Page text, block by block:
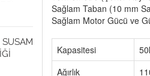
Sağlam Taban (10 mm
Sağlam Motor Gücü ve
Kapasitesi
Ağırlık